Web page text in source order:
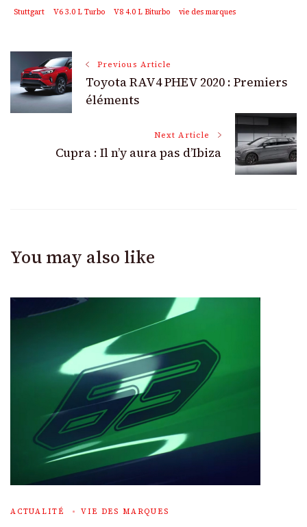
Stuttgart
V6 3.0 L Turbo V8 4.0 L Biturbo vie des marques
Post
Navigation
Previous Article
Toyota RAV4 PHEV 2020 : Premiers
éléments
Next Article
Cupra : Il n’y aura pas d’Ibiza
You may also like
ACTUALITÉ VIE DES MARQUES